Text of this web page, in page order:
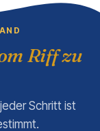
Riff zu
Schritt ist